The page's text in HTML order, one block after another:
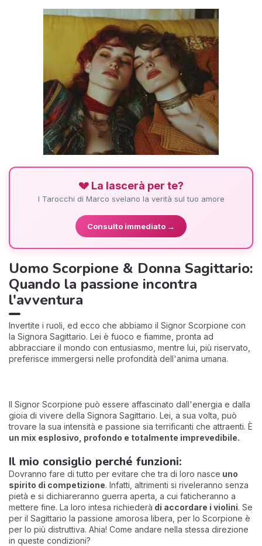
💔 La lascerà per te?
I Tarocchi di Marco svelano la verità sul tuo amore
Consulto immediato →
Uomo Scorpione & Donna Sagittario:
Quando la passione incontra
l'avventura
Invertite i ruoli, ed ecco che abbiamo il Signor Scorpione con
la Signora Sagittario. Lei è fuoco e fiamme, pronta ad
abbracciare il mondo con entusiasmo, mentre lui, più riservato,
preferisce immergersi nelle profondità dell'anima umana.
Il Signor Scorpione può essere affascinato dall'energia e dalla
gioia di vivere della Signora Sagittario. Lei, a sua volta, può
trovare la sua intensità e passione sia terrificanti che attraenti. È
un mix esplosivo, profondo e totalmente imprevedibile.
Il mio consiglio perché funzioni:
Dovranno fare di tutto per evitare che tra di loro nasce uno
spirito di competizione. Infatti, altrimenti si riveleranno senza
pietà e si dichiareranno guerra aperta, a cui faticheranno a
mettere fine. La loro intesa richiederà di accordare i violini. Se
per il Sagittario la passione amorosa libera, per lo Scorpione è
per lo più distruttiva. Ahia! Come andare nella stessa direzione
in queste condizioni?